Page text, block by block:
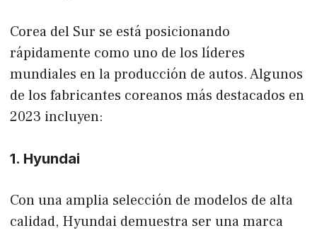
Corea del Sur se está posicionando
rápidamente como uno de los líderes
mundiales en la producción de autos. Algunos
de los fabricantes coreanos más destacados en
2023 incluyen:
1. Hyundai
Con una amplia selección de modelos de alta
calidad, Hyundai demuestra ser una marca